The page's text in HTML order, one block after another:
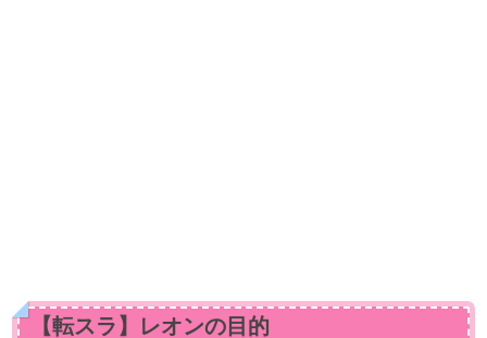
【転スラ】レオンの目的